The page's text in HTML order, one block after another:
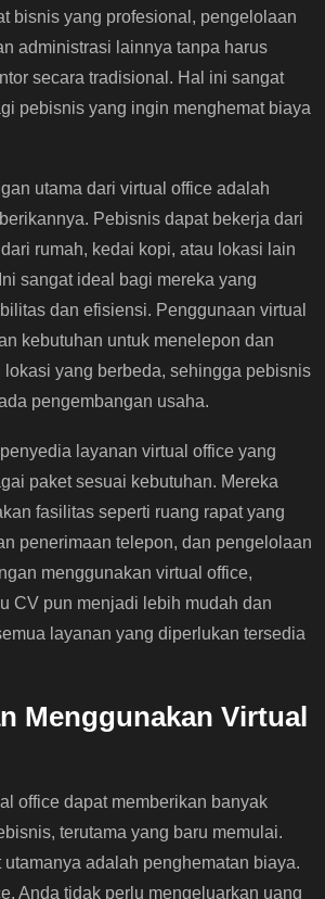
bisnis yang profesional, pengelolaan
administrasi lainnya tanpa harus
secara tradisional. Hal ini sangat
pebisnis yang ingin menghemat biaya
utama dari virtual office adalah
Pebisnis dapat bekerja dari
rumah, kedai kopi, atau lokasi lain
sangat ideal bagi mereka yang
dan efisiensi. Penggunaan virtual
kebutuhan untuk menelepon dan
lokasi yang berbeda, sehingga pebisnis
pengembangan usaha.
layanan virtual office yang
paket sesuai kebutuhan. Mereka
fasilitas seperti ruang rapat yang
penerimaan telepon, dan pengelolaan
menggunakan virtual office,
CV pun menjadi lebih mudah dan
layanan yang diperlukan tersedia
Menggunakan Virtual
office dapat memberikan banyak
terutama yang baru memulai.
utamanya adalah penghematan biaya.
Anda tidak perlu mengeluarkan uang